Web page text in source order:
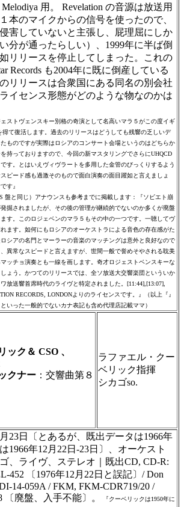
用。 Revelation の音源は放送用
本のマイクからの信号を使ったので、
害していないと主張し、屁理屈にしか
分が通ったらしい）、1999年に半ば倒
リリースを停止してしまった。これの
Records も2004年に既に倒産している
リリースは合衆国にある同名の別会社
イセンス形態がどのような物なのかは
ストヴェンスキー別格の奇演として名高いマラ５がこの度イギ
得て復活します。過去のリリースはどうしても残響の乏しいデ
ものですが実際はロシアのコンサート会場というのはどちらか
持っておりますので、今回の新マスタリングでさらにUHQCD
す。とはいえヴィヴラートを多用した金管のびっくりするよう
ピード感も過激そのもので面白演奏の面目躍如と言えましょ
す』
盤と同じ）アナウンスも参考までに掲載します：『ソビエト崩
掘されましたが、その後の管理が継続的でないのか多くが廃盤
す。このロジェベンのマラ５もその中の一つです。一聴してヴ
ます。如何にもロシアのオーケストラによる音色の存在感がた
シアの名門とマーラーの音楽のマッチングは意外と良好なので
異常なスピードと言えますが、世間一般で誉めそやされる耽美
ッチョ演奏とも一線を画します。奇才ロジェストベンスキーな
ょう。かつてのリリースでは、全ソ放送大交響楽団といういか
放送響首席時代のライヴと特定されました。[11:44],[13:07],
RECORDS, LONDONよりのライセンスです。』（以上『』
いった一般的でないカナ表記も含め代理店記載ママ）
ック＆ CSO 、
クナー ：交響曲第８
ラファエル・クー
ベリック指揮
シカゴso.
23日〔とあるが、既出データは1966年
1966年12月22日-23日〕、オーケスト
、ライヴ、ステレオ｜既出CD, CD-R:
452 〔1976年12月22日と誤記〕/ Don
14-059A / FKM, FKM-CDR719/20 /
〔廃盤、入手不能〕。
『クーベリックは1950年に